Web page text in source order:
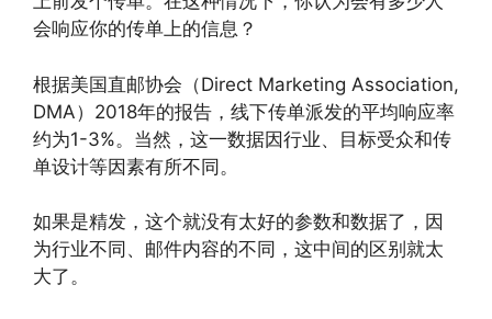
会响应你的传单上的信息？
根据美国直邮协会（Direct Marketing Association,
DMA）2018年的报告，线下传单派发的平均响应率
约为1-3%。当然，这一数据因行业、目标受众和传
单设计等因素有所不同。
如果是精发，这个就没有太好的参数和数据了，因
为行业不同、邮件内容的不同，这中间的区别就太
大了。